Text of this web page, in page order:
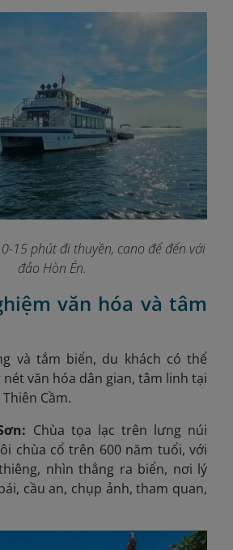
15 phút đi thuyền, cano để đến với
đảo Hòn Én.
văn hóa và tâm
và tắm biển, du khách có thể
văn hóa dân gian, tâm linh tại
Cầm.
Chùa tọa lạc trên lưng núi
chùa cổ trên 600 năm tuổi, với
nhìn thẳng ra biển, nơi lý
cầu an, chụp ảnh, tham quan,